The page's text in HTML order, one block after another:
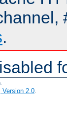
.
Version 2.0